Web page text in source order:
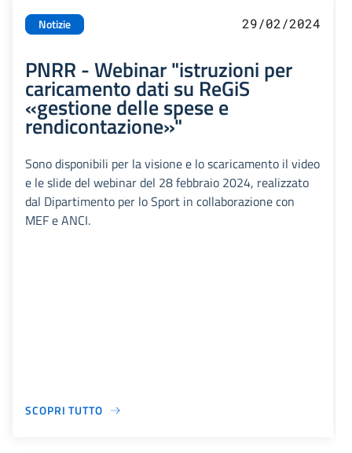
Notizie 29/02/2024
PNRR - Webinar "istruzioni per
caricamento dati su ReGiS
«gestione delle spese e
rendicontazione»"
Sono disponibili per la visione e lo scaricamento il video
e le slide del webinar del 28 febbraio 2024, realizzato
dal Dipartimento per lo Sport in collaborazione con
MEF e ANCI.
SCOPRI TUTTO